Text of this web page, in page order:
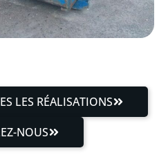
LES RÉALISATIONS
NOUS